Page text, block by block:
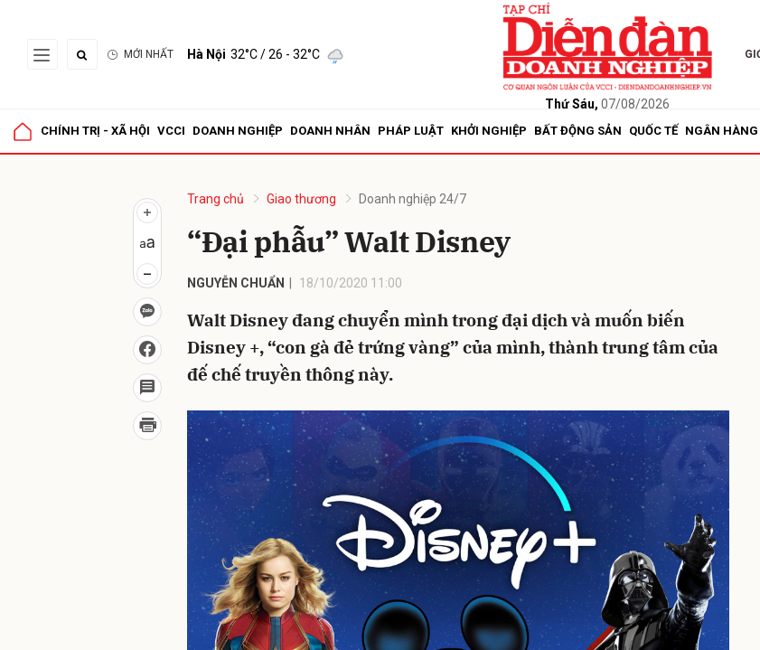
MỚI NHẤT Hà Nội 32°C/ 26 - 32°C
Thứ Sáu, 07/08/2026
CHÍNH TRỊ - XÃ HỘI VCCI DOANH NGHIỆP DOANH NHÂN PHÁP LUẬT KHỞI NGHIỆP BẤT ĐỘNG SẢN QUỐC TẾ NGÂN
Trang chủ Giao thương Doanh nghiệp 24/7
“Đại phẫu” Walt Disney
NGUYỄN CHUẨN 18/10/2020 11:00
Walt Disney đang chuyển mình trong đại dịch và muốn biến
Disney +, “con gà đẻ trứng vàng” của mình, thành trung tâm của
đế chế truyền thông này.